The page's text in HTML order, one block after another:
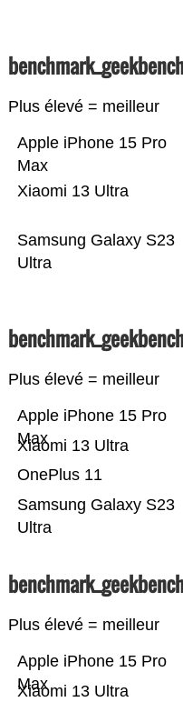
Plus élevé = meilleur
Samsung Galaxy S23
Ultra
Xiaomi 13 Ultra
Apple iPhone 15 Pro
Max
Plus élevé = meilleur
Samsung Galaxy S23
Ultra
OnePlus 11
Xiaomi 13 Ultra
Apple iPhone 15 Pro
Max
Plus élevé = meilleur
Xiaomi 13 Ultra
Apple iPhone 15 Pro
Max